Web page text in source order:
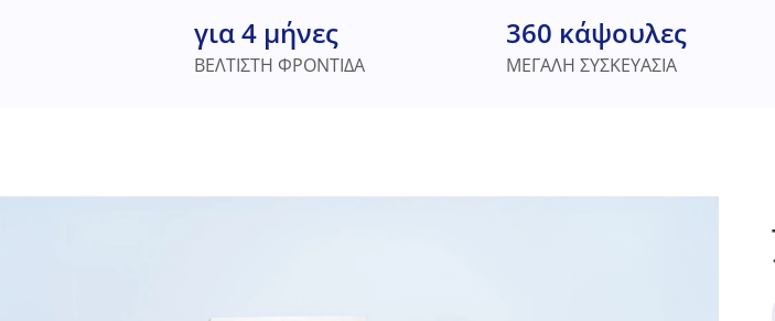
για 4 μήνες
ΒΕΛΤΙΣΤΗ ΦΡΟΝΤΙΔΑ
360 κάψουλες
ΜΕΓΑΛΗ ΣΥΣΚΕΥΑΣΙΑ